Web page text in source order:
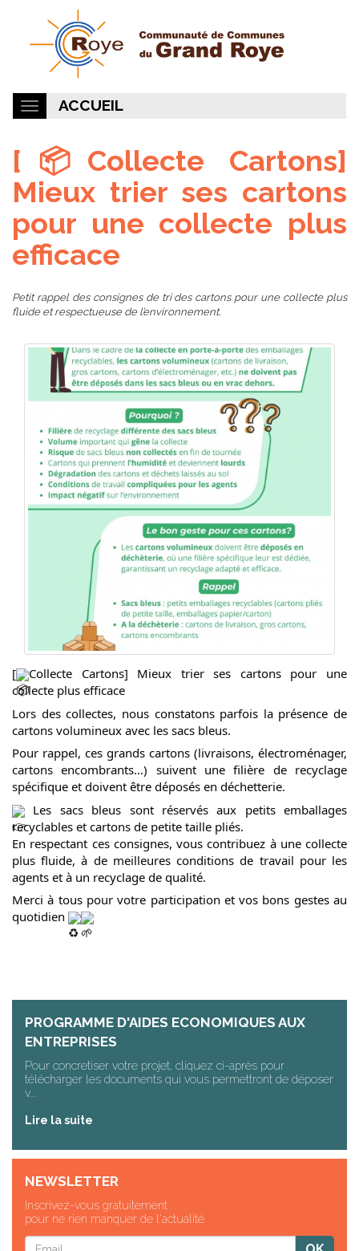
ACCUEIL
[📦Collecte Cartons]
Mieux trier ses cartons
pour une collecte plus
efficace
Petit rappel des consignes de tri des cartons pour une collecte plus
fluide et respectueuse de l’environnement.
[
Collecte Cartons] Mieux trier ses cartons pour une
collecte plus efficace
Lors des collectes, nous constatons parfois la présence de
cartons volumineux avec les sacs bleus.
Pour rappel, ces grands cartons (livraisons, électroménager,
cartons encombrants…) suivent une filière de recyclage
spécifique et doivent être déposés en déchetterie.
Les sacs bleus sont réservés aux petits emballages
recyclables et cartons de petite taille pliés.
En respectant ces consignes, vous contribuez à une collecte
plus fluide, à de meilleures conditions de travail pour les
agents et à un recyclage de qualité.
Merci à tous pour votre participation et vos bons gestes au
quotidien
PROGRAMME D'AIDES ECONOMIQUES AUX
ENTREPRISES
Pour concretiser votre projet, cliquez ci-après pour
télécharger les documents qui vous permettront de déposer
v...
Lire la suite
NEWSLETTER
Inscrivez-vous gratuitement
pour ne rien manquer de l'actualité